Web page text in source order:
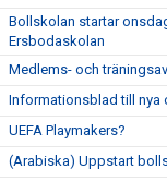
Bollskolan startar
Ersbodaskolan
Medlems- och
Informationsblad till nya
UEFA Playmakers?
(Arabiska) Uppstart